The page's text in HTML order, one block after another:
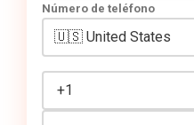
Número de teléfono